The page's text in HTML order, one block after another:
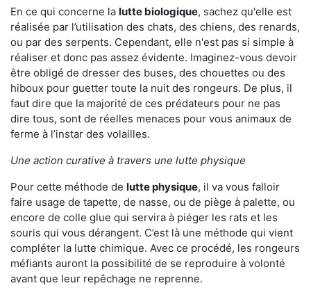
En ce qui concerne la lutte biologique, sachez qu'elle est
réalisée par l’utilisation des chats, des chiens, des renards,
ou par des serpents. Cependant, elle n'est pas si simple à
réaliser et donc pas assez évidente. Imaginez-vous devoir
être obligé de dresser des buses, des chouettes ou des
hiboux pour guetter toute la nuit des rongeurs. De plus, il
faut dire que la majorité de ces prédateurs pour ne pas
dire tous, sont de réelles menaces pour vous animaux de
ferme à l’instar des volailles.
Une action curative à travers une lutte physique
Pour cette méthode de lutte physique, il va vous falloir
faire usage de tapette, de nasse, ou de piège à palette, ou
encore de colle glue qui servira à piéger les rats et les
souris qui vous dérangent. C’est là une méthode qui vient
compléter la lutte chimique. Avec ce procédé, les rongeurs
méfiants auront la possibilité de se reproduire à volonté
avant que leur repêchage ne reprenne.